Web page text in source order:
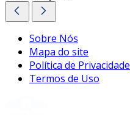
Sobre Nós
Mapa do site
Política de Privacidade
Termos de Uso